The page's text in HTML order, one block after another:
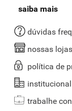
saiba mais
dúvidas
nossas lojas
política de
institucional
trabalhe